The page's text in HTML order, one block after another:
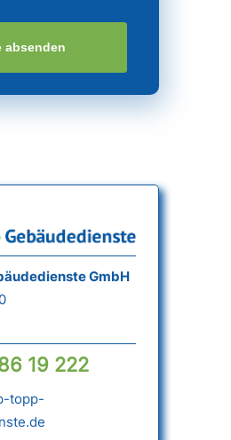
absenden
GmbH
19 222
topp-